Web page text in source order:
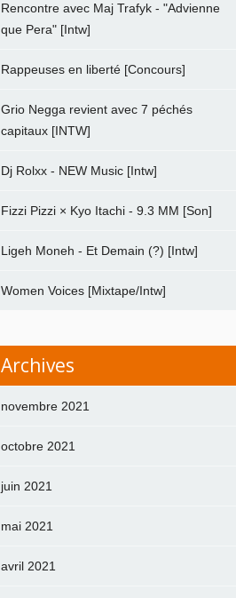
Rencontre avec Maj Trafyk - "Advienne
que Pera" [Intw]
Rappeuses en liberté [Concours]
Grio Negga revient avec 7 péchés
capitaux [INTW]
Dj Rolxx - NEW Music [Intw]
Fizzi Pizzi × Kyo Itachi - 9.3 MM [Son]
Ligeh Moneh - Et Demain (?) [Intw]
Women Voices [Mixtape/Intw]
Archives
novembre 2021
octobre 2021
juin 2021
mai 2021
avril 2021